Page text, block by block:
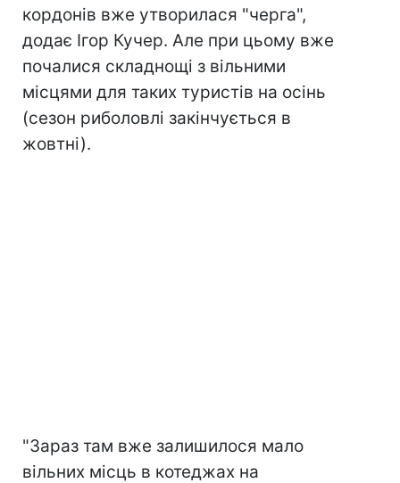
кордонів вже утворилася "черга",
додає Ігор Кучер. Але при цьому вже
почалися складнощі з вільними
місцями для таких туристів на осінь
(сезон риболовлі закінчується в
жовтні).
"Зараз там вже залишилося мало
вільних місць в котеджах на